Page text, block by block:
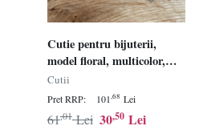
Cutie pentru bijuterii,
model floral, multicolor,
23,5 x 13,5 x 10 cm
Cutii
Pret RRP: 101,68 Lei
30,50 Lei
61,01 Lei